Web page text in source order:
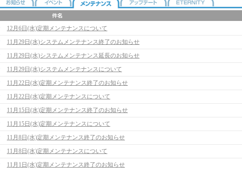
12月6日(水)定期メンテナンスについて
11月29日(水)システムメンテナンス終了のお知らせ
11月29日(水)システムメンテナンス延長のお知らせ
11月29日(水)システムメンテナンスについて
11月22日(水)定期メンテナンス終了のお知らせ
11月22日(水)定期メンテナンスについて
11月15日(水)定期メンテナンス終了のお知らせ
11月15日(水)定期メンテナンスについて
11月8日(水)定期メンテナンス終了のお知らせ
11月8日(水)定期メンテナンスについて
11月1日(水)定期メンテナンス終了のお知らせ